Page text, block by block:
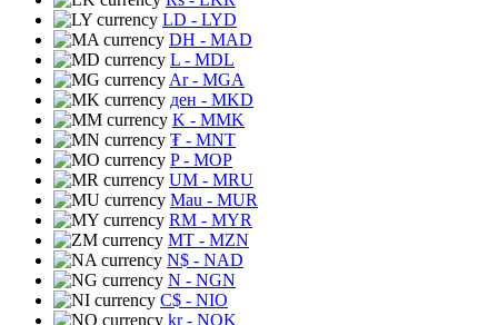
LD - LYD
DH - MAD
L - MDL
Ar- MGA
ден - MKD
K - MMK
₮ - MNT
P- MOP
UM - MRU
Mau - MUR
RM - MYR
MT - MZN
N$ - NAD
N - NGN
C$ - NIO
kr- NOK